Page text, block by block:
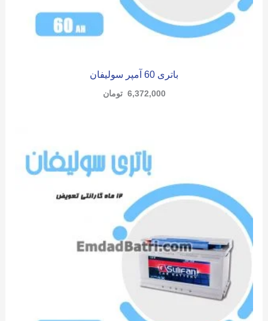
باتری 60 آمپر سولیفان
6,372,000 تومان